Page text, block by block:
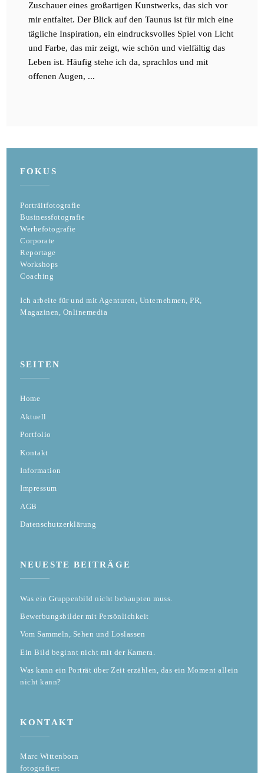
Zuschauer eines großartigen Kunstwerks, das sich vor
mir entfaltet. Der Blick auf den Taunus ist für mich eine
tägliche Inspiration, ein eindrucksvolles Spiel von Licht
und Farbe, das mir zeigt, wie schön und vielfältig das
Leben ist. Häufig stehe ich da, sprachlos und mit
offenen Augen, ...
FOKUS
Porträitfotografie
Businessfotografie
Werbefotografie
Corporate
Reportage
Workshops
Coaching
Ich arbeite für und mit Agenturen, Unternehmen, PR,
Magazinen, Onlinemedia
SEITEN
Home
Aktuell
Portfolio
Kontakt
Information
Impressum
AGB
Datenschutzerklärung
NEUESTE BEITRÄGE
Was ein Gruppenbild nicht behaupten muss.
Bewerbungsbilder mit Persönlichkeit
Vom Sammeln, Sehen und Loslassen
Ein Bild beginnt nicht mit der Kamera.
Was kann ein Porträt über Zeit erzählen, das ein Moment allein
nicht kann?
KONTAKT
Marc Wittenborn
fotografiert